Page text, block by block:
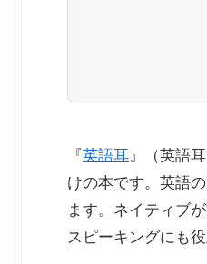
『英語耳 』（英語
けの本です。英語
ます。ネイティブ
スピーキングにも